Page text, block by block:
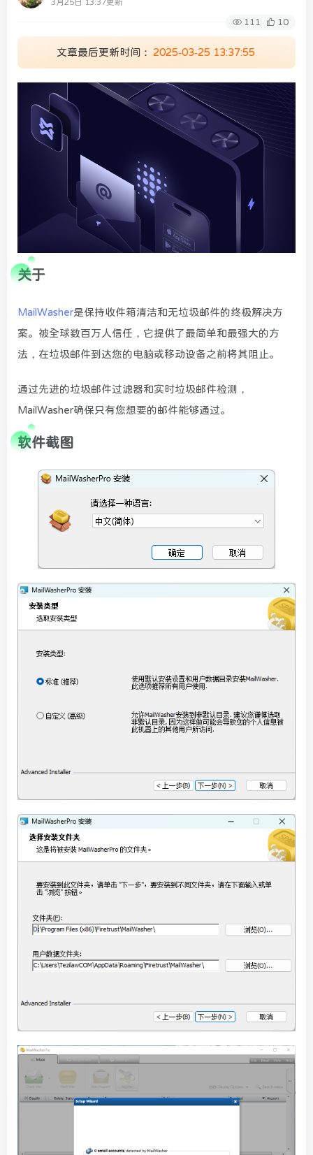
3月25日 13:37更新
111 10
文章最后更新时间： 2025-03-25 13:37:55
关于
MailWasher是保持收件箱清洁和无垃圾邮件的终极解决方
案。被全球数百万人信任，它提供了最简单和最强大的方
法，在垃圾邮件到达您的电脑或移动设备之前将其阻止。
通过先进的垃圾邮件过滤器和实时垃圾邮件检测，
MailWasher确保只有您想要的邮件能够通过。
软件截图